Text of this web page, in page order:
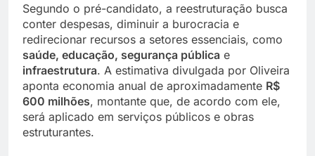
Segundo o pré-candidato, a reestruturação busca
conter despesas, diminuir a burocracia e
redirecionar recursos a setores essenciais, como
saúde, educação, segurança pública e
infraestrutura. A estimativa divulgada por Oliveira
aponta economia anual de aproximadamente R$
600 milhões, montante que, de acordo com ele,
será aplicado em serviços públicos e obras
estruturantes.